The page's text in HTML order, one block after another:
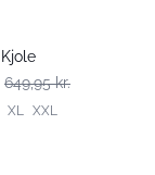
649,95 kr.
XL XXL